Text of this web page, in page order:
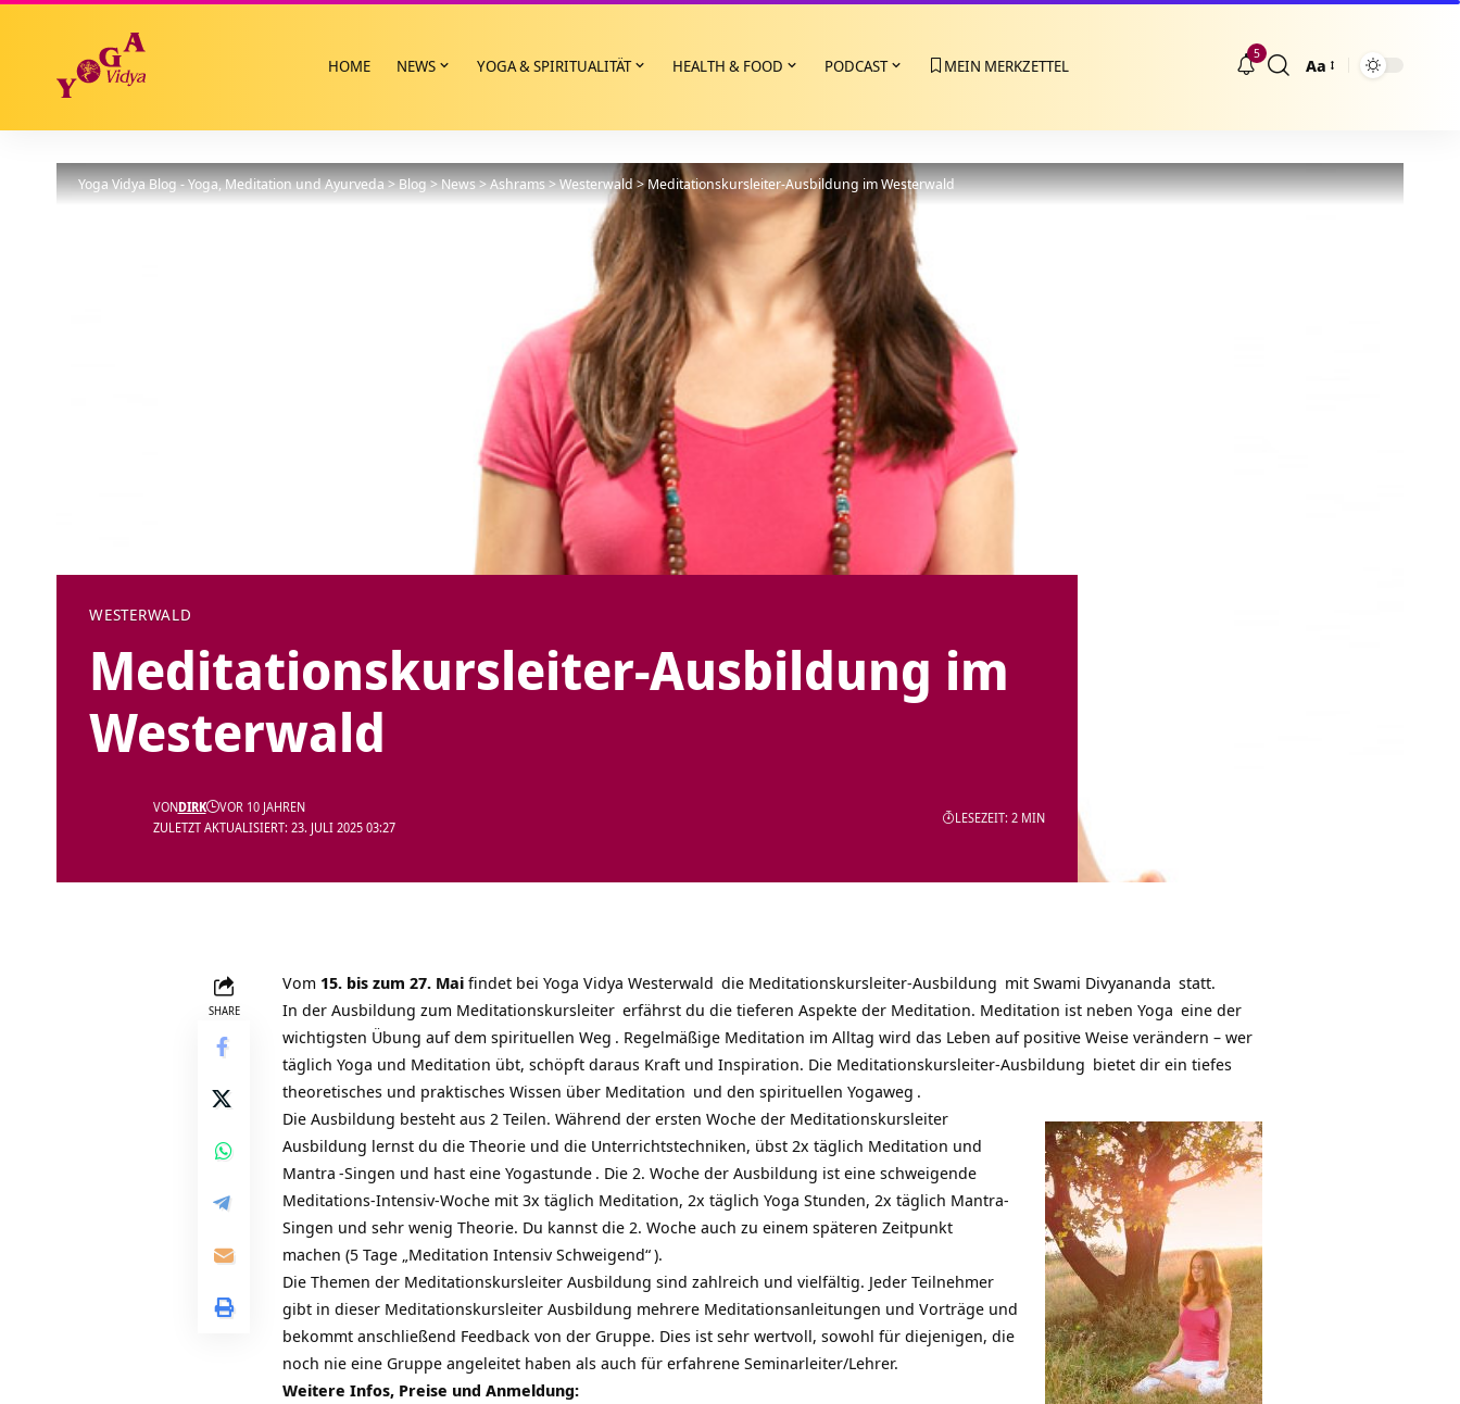
HOME NEWS YOGA & SPIRITUALITÄT HEALTH & FOOD PODCAST MEIN MERKZETTEL
5
Größenänderung
Aa
Yoga Vidya Blog - Yoga, Meditation und Ayurveda>Blog>News>Ashrams>Westerwald>Meditationskursleiter-Ausbildung im Westerwald
WESTERWALD
Meditationskursleiter-Ausbildung im
Westerwald
ZULETZT AKTUALISIERT: 23. JULI 2025 03:27
VONDIRK VOR 10 JAHREN
LESEZEIT: 2 MIN
SHARE
Vom 15. bis zum 27. Mai findet bei Yoga Vidya Westerwald die Meditationskursleiter-Ausbildung mit Swami Divyananda statt.
In der Ausbildung zum Meditationskursleiter erfährst du die tieferen Aspekte der Meditation. Meditation ist neben Yoga eine der
wichtigsten Übung auf dem spirituellen Weg . Regelmäßige Meditation im Alltag wird das Leben auf positive Weise verändern – wer
täglich Yoga und Meditation übt, schöpft daraus Kraft und Inspiration. Die Meditationskursleiter-Ausbildung bietet dir ein tiefes
theoretisches und praktisches Wissen über Meditation und den spirituellen Yogaweg .
Die Ausbildung besteht aus 2 Teilen. Während der ersten Woche der Meditationskursleiter
Ausbildung lernst du die Theorie und die Unterrichtstechniken, übst 2x täglich Meditation und
Mantra -Singen und hast eine Yogastunde . Die 2. Woche der Ausbildung ist eine schweigende
Meditations-Intensiv-Woche mit 3x täglich Meditation, 2x täglich Yoga Stunden, 2x täglich Mantra-
Singen und sehr wenig Theorie. Du kannst die 2. Woche auch zu einem späteren Zeitpunkt
machen (5 Tage „Meditation Intensiv Schweigend“).
Die Themen der Meditationskursleiter Ausbildung sind zahlreich und vielfältig. Jeder Teilnehmer
gibt in dieser Meditationskursleiter Ausbildung mehrere Meditationsanleitungen und Vorträge und
bekommt anschließend Feedback von der Gruppe. Dies ist sehr wertvoll, sowohl für diejenigen, die
noch nie eine Gruppe angeleitet haben als auch für erfahrene Seminarleiter/Lehrer.
Weitere Infos, Preise und Anmeldung: